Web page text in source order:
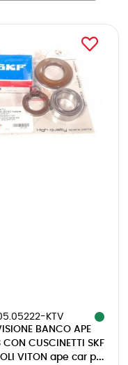
KTV
BANCO APE
CUSCINETTI SKF
VITON ape car p2